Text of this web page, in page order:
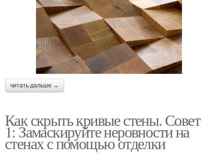
читать дальше →
Как скрыть кривые стены. Совет
1: Замаскируйте неровности на
стенах с помощью отделки